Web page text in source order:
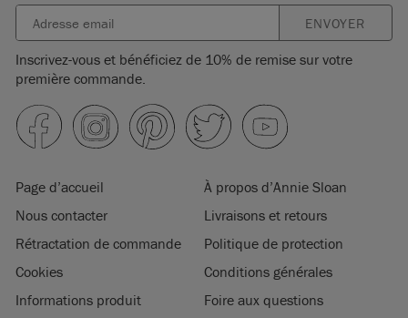
ENVOYER
Inscrivez-vous et bénéficiez de 10% de remise sur votre
première commande.
Page d’accueil
À propos d’Annie Sloan
Nous contacter
Livraisons et retours
Rétractation de commande
Politique de protection
Cookies
Conditions générales
Informations produit
Foire aux questions